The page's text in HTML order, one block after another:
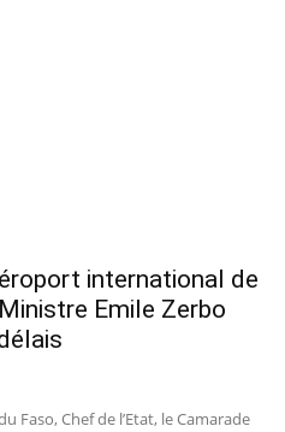
international de
Emile Zerbo
Faso, Chef de l’Etat, le Camarade